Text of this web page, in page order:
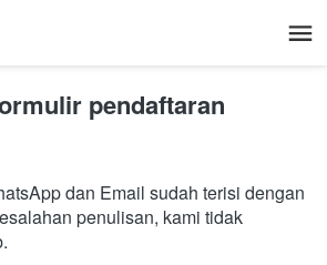
pendaftaran
dan Email sudah terisi dengan
penulisan, kami tidak